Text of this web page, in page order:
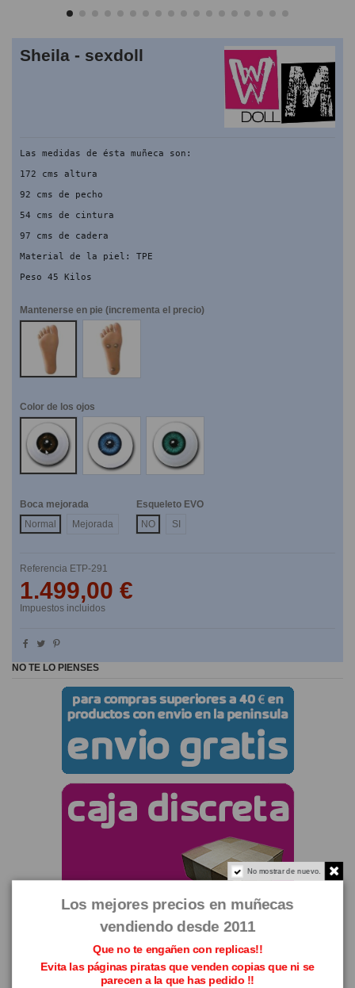
Sheila - sexdoll
Las medidas de ésta muñeca son:
172 cms altura
92 cms de pecho
54 cms de cintura
97 cms de cadera
Material de la piel: TPE
Peso 45 Kilos
Mantenerse en pie (incrementa el precio)
NO
SI
Color de los ojos
Marrones
Azules Verdes
Boca mejorada
Normal
Mejorada
Esqueleto EVO
NO
SI
Referencia ETP-291
1.499,00 €
Impuestos incluidos
NO TE LO PIENSES
No mostrar de nuevo.
Los mejores precios en muñecas
vendiendo desde 2011
Que no te engañen con replicas!!
Evita las páginas piratas que venden copias que ni se
parecen a la que has pedido !!